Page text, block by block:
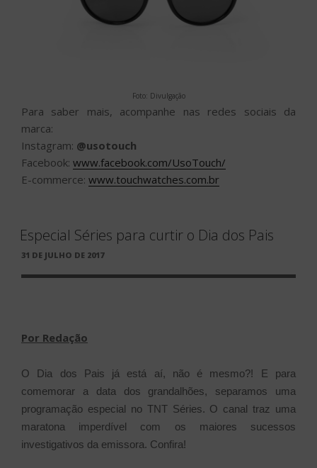
Foto: Divulgação
Para saber mais, acompanhe nas redes sociais da
marca:
Instagram: @usotouch
Facebook: www.facebook.com/UsoTouch/
E-commerce: www.touchwatches.com.br
Especial Séries para curtir o Dia dos Pais
PUBLICADO
31 DE JULHO DE 2017
Por Redação
O Dia dos Pais já está aí, não é mesmo?! E para
comemorar a data dos grandalhões, separamos uma
programação especial no TNT Séries. O canal traz uma
maratona imperdível com os maiores sucessos
investigativos da emissora. Confira!